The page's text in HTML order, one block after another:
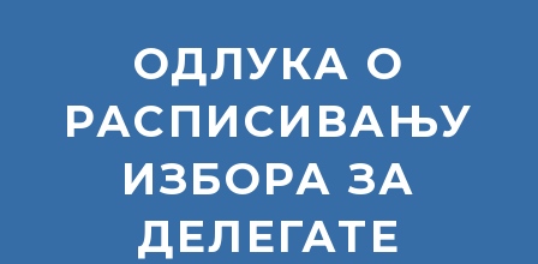
ОДЛУКА О
РАСПИСИВАЊУ
ИЗБОРА ЗА
ДЕЛЕГАТЕ